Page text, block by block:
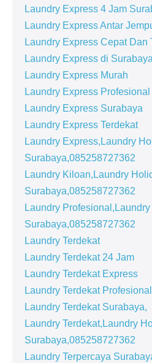
Laundry Express 4 Jam
Laundry Express Antar
Laundry Express Cepat Dan
Laundry Express di Surabaya
Laundry Express Murah
Laundry Express Profesional
Laundry Express Surabaya
Laundry Express Terdekat
Laundry Express,Laundry
Surabaya,085258727362
Laundry Kiloan,Laundry
Surabaya,085258727362
Laundry
Surabaya,085258727362
Laundry Terdekat
Laundry Terdekat 24 Jam
Laundry Terdekat Express
Laundry Terdekat Profesional
Laundry Terdekat Surabaya,
Laundry Terdekat,Laundry
Surabaya,085258727362
Laundry Terpercaya